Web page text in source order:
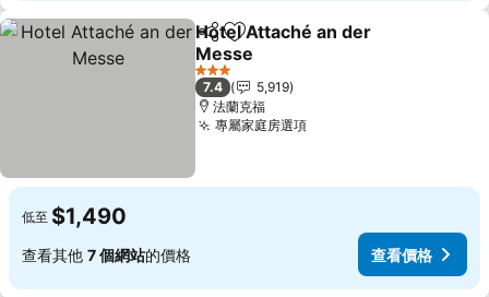
分享 加入我的最愛
Hotel Attaché an der
Messe
3 星級
7.4
5,919
法蘭克福
專屬家庭房選項
低至 $1,490
查看其他 7 個網站的價格 查看價格